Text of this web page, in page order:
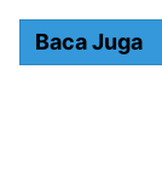
Baca Juga